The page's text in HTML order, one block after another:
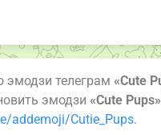
эмодзи телеграм «Cute
эмодзи «Cute Pups»
addemoji/Cutie_Pups.